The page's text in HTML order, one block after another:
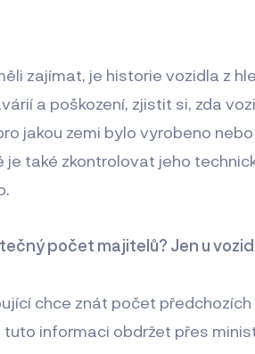
zajímat, je historie vozidla z
a poškození, zjistit si, zda
jakou zemi bylo vyrobeno
je také zkontrolovat jeho
počet majitelů? Jen u
chce znát počet
tuto informaci obdržet přes